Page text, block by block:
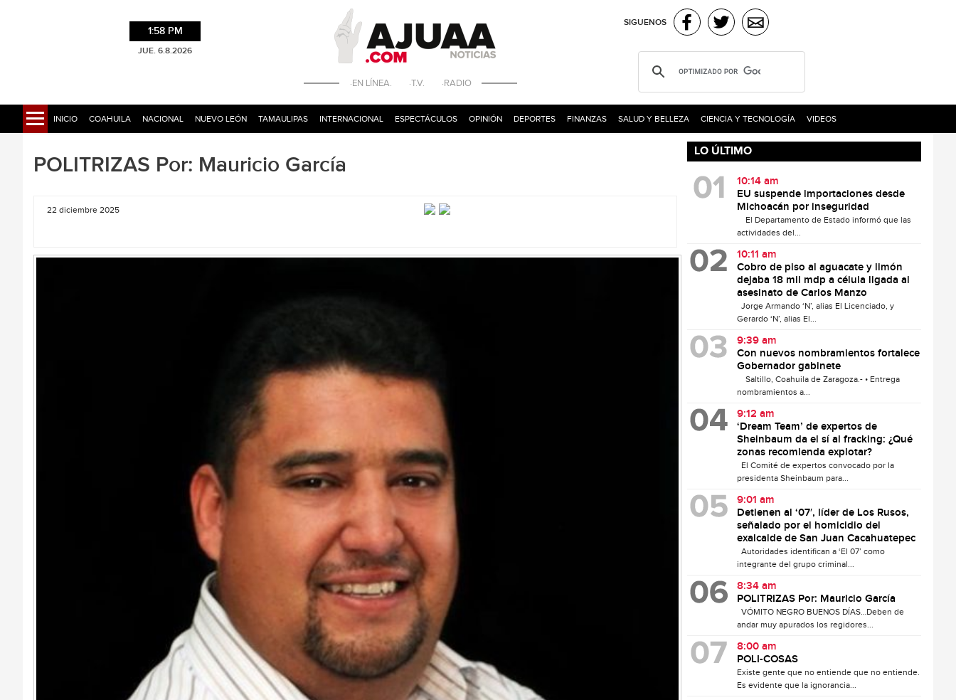
1:58 PM
JUE. 6.8.2026
·EN LÍNEA. ·T.V. ·RADIO
SIGUENOS
INICIO COAHUILA NACIONAL NUEVO LEÓN TAMAULIPAS INTERNACIONAL ESPECTÁCULOS OPINIÓN DEPORTES FINANZAS SALUD Y BELLEZA CIENCIA Y TECNOLOGÍA VIDEOS
POLITRIZAS Por: Mauricio García
22 diciembre 2025
LO ÚLTIMO
10:14 am
EU suspende importaciones desde
Michoacán por inseguridad
El Departamento de Estado informó que las
actividades del...
10:11 am
Cobro de piso al aguacate y limón
dejaba 18 mil mdp a célula ligada al
asesinato de Carlos Manzo
Jorge Armando ‘N’, alias El Licenciado, y
Gerardo ‘N’, alias El...
9:39 am
Con nuevos nombramientos fortalece
Gobernador gabinete
Saltillo, Coahuila de Zaragoza.- • Entrega
nombramientos a...
9:12 am
‘Dream Team’ de expertos de
Sheinbaum da el sí al fracking: ¿Qué
zonas recomienda explotar?
El Comité de expertos convocado por la
presidenta Sheinbaum para...
9:01 am
Detienen al ‘07′, líder de Los Rusos,
señalado por el homicidio del
exalcalde de San Juan Cacahuatepec
Autoridades identifican a ‘El 07’ como
integrante del grupo criminal...
8:34 am
POLITRIZAS Por: Mauricio García
VÓMITO NEGRO BUENOS DÍAS…Deben de
andar muy apurados los regidores...
8:00 am
POLI-COSAS
Existe gente que no entiende que no entiende.
Es evidente que la ignorancia...